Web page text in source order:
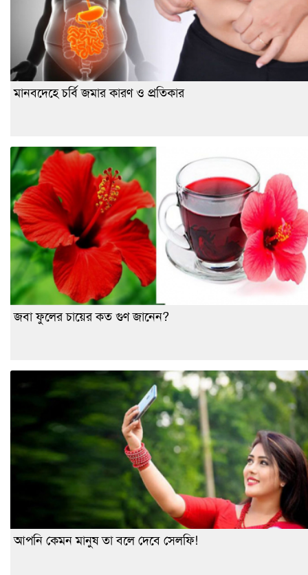
মানবদেহে চর্বি জমার কারণ ও প্রতিকার
জবা ফুলের চায়ের কত গুণ জানেন?
আপনি কেমন মানুষ তা বলে দেবে সেলফি!